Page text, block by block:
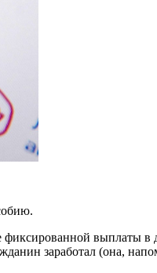
выплаты в
заработал (она,